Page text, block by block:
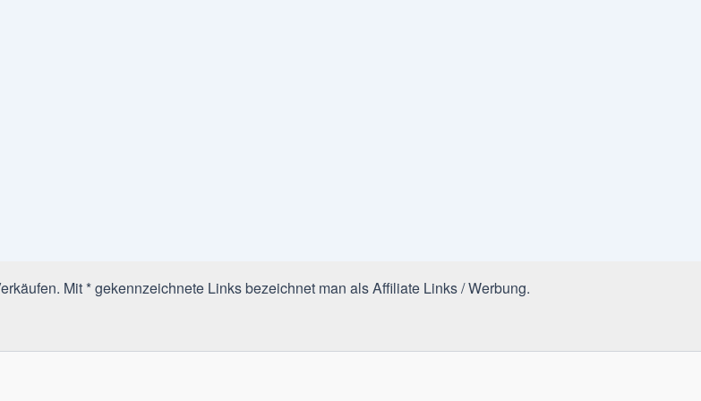
Mit * gekennzeichnete Links bezeichnet man als Affiliate Links / Werbung.